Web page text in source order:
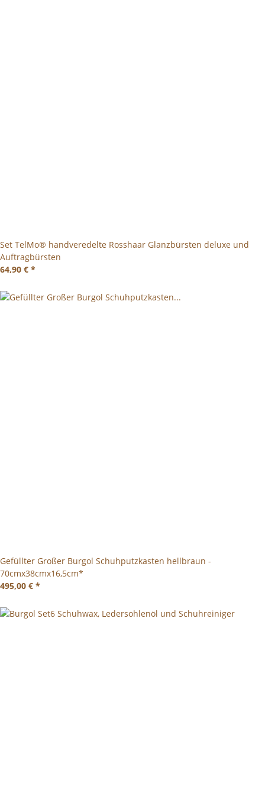
Set TelMo® handveredelte Rosshaar Glanzbürsten deluxe und
Auftragbürsten
64,90 € *
Gefüllter Großer Burgol Schuhputzkasten hellbraun -
70cmx38cmx16,5cm*
495,00 € *